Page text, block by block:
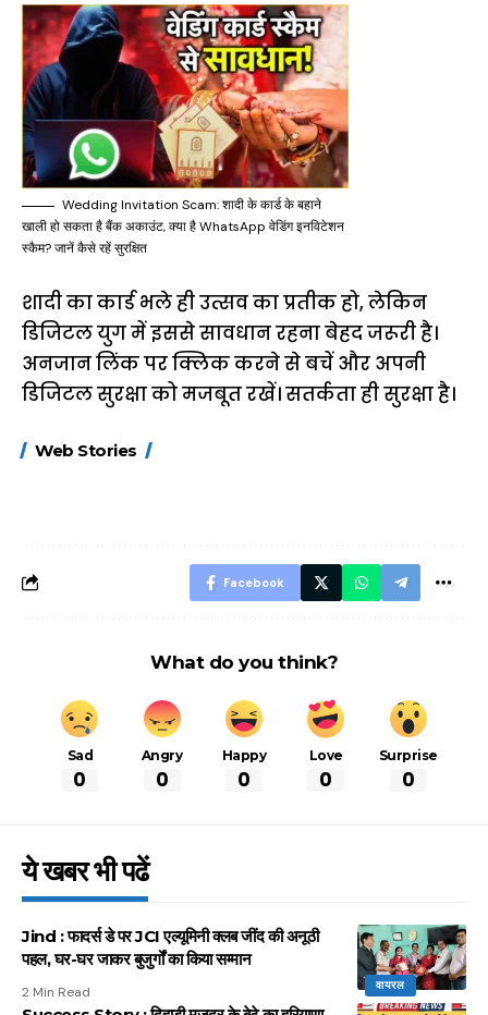
Wedding Invitation Scam: शादी के कार्ड के बहाने
खाली हो सकता है बैंक अकाउंट, क्या है WhatsApp वेडिंग इनविटेशन
स्कैम? जानें कैसे रहें सुरक्षित
शादी का कार्ड भले ही उत्सव का प्रतीक हो, लेकिन
डिजिटल युग में इससे सावधान रहना बेहद जरूरी है।
अनजान लिंक पर क्लिक करने से बचें और अपनी
डिजिटल सुरक्षा को मजबूत रखें। सतर्कता ही सुरक्षा है।
Web Stories
FASTag के ये नए
Facebook
What do you think?
Sad
0
Angry
0
Happy
0
Love
0
Surprise
0
ये खबर भी पढें
वायरल
Jind : फादर्स डे पर JCI एल्यूमिनी क्लब जींद की अनूठी
पहल, घर-घर जाकर बुजुर्गों का किया सम्मान
2 Min Read